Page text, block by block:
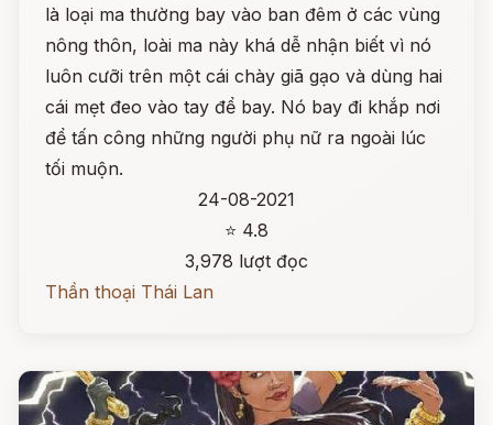
là loại ma thường bay vào ban đêm ở các vùng
nông thôn, loài ma này khá dễ nhận biết vì nó
luôn cưỡi trên một cái chày giã gạo và dùng hai
cái mẹt đeo vào tay để bay. Nó bay đi khắp nơi
để tấn công những người phụ nữ ra ngoài lúc
tối muộn.
24-08-2021
⭐ 4.8
3,978 lượt đọc
Thần thoại Thái Lan